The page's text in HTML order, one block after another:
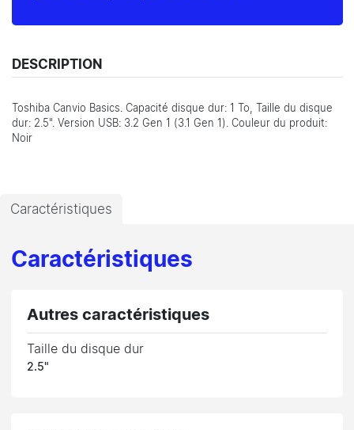
DESCRIPTION
Toshiba Canvio Basics. Capacité disque dur: 1 To, Taille du disque
dur: 2.5". Version USB: 3.2 Gen 1 (3.1 Gen 1). Couleur du produit:
Noir
Caractéristiques
Caractéristiques
Autres caractéristiques
Taille du disque dur
2.5"